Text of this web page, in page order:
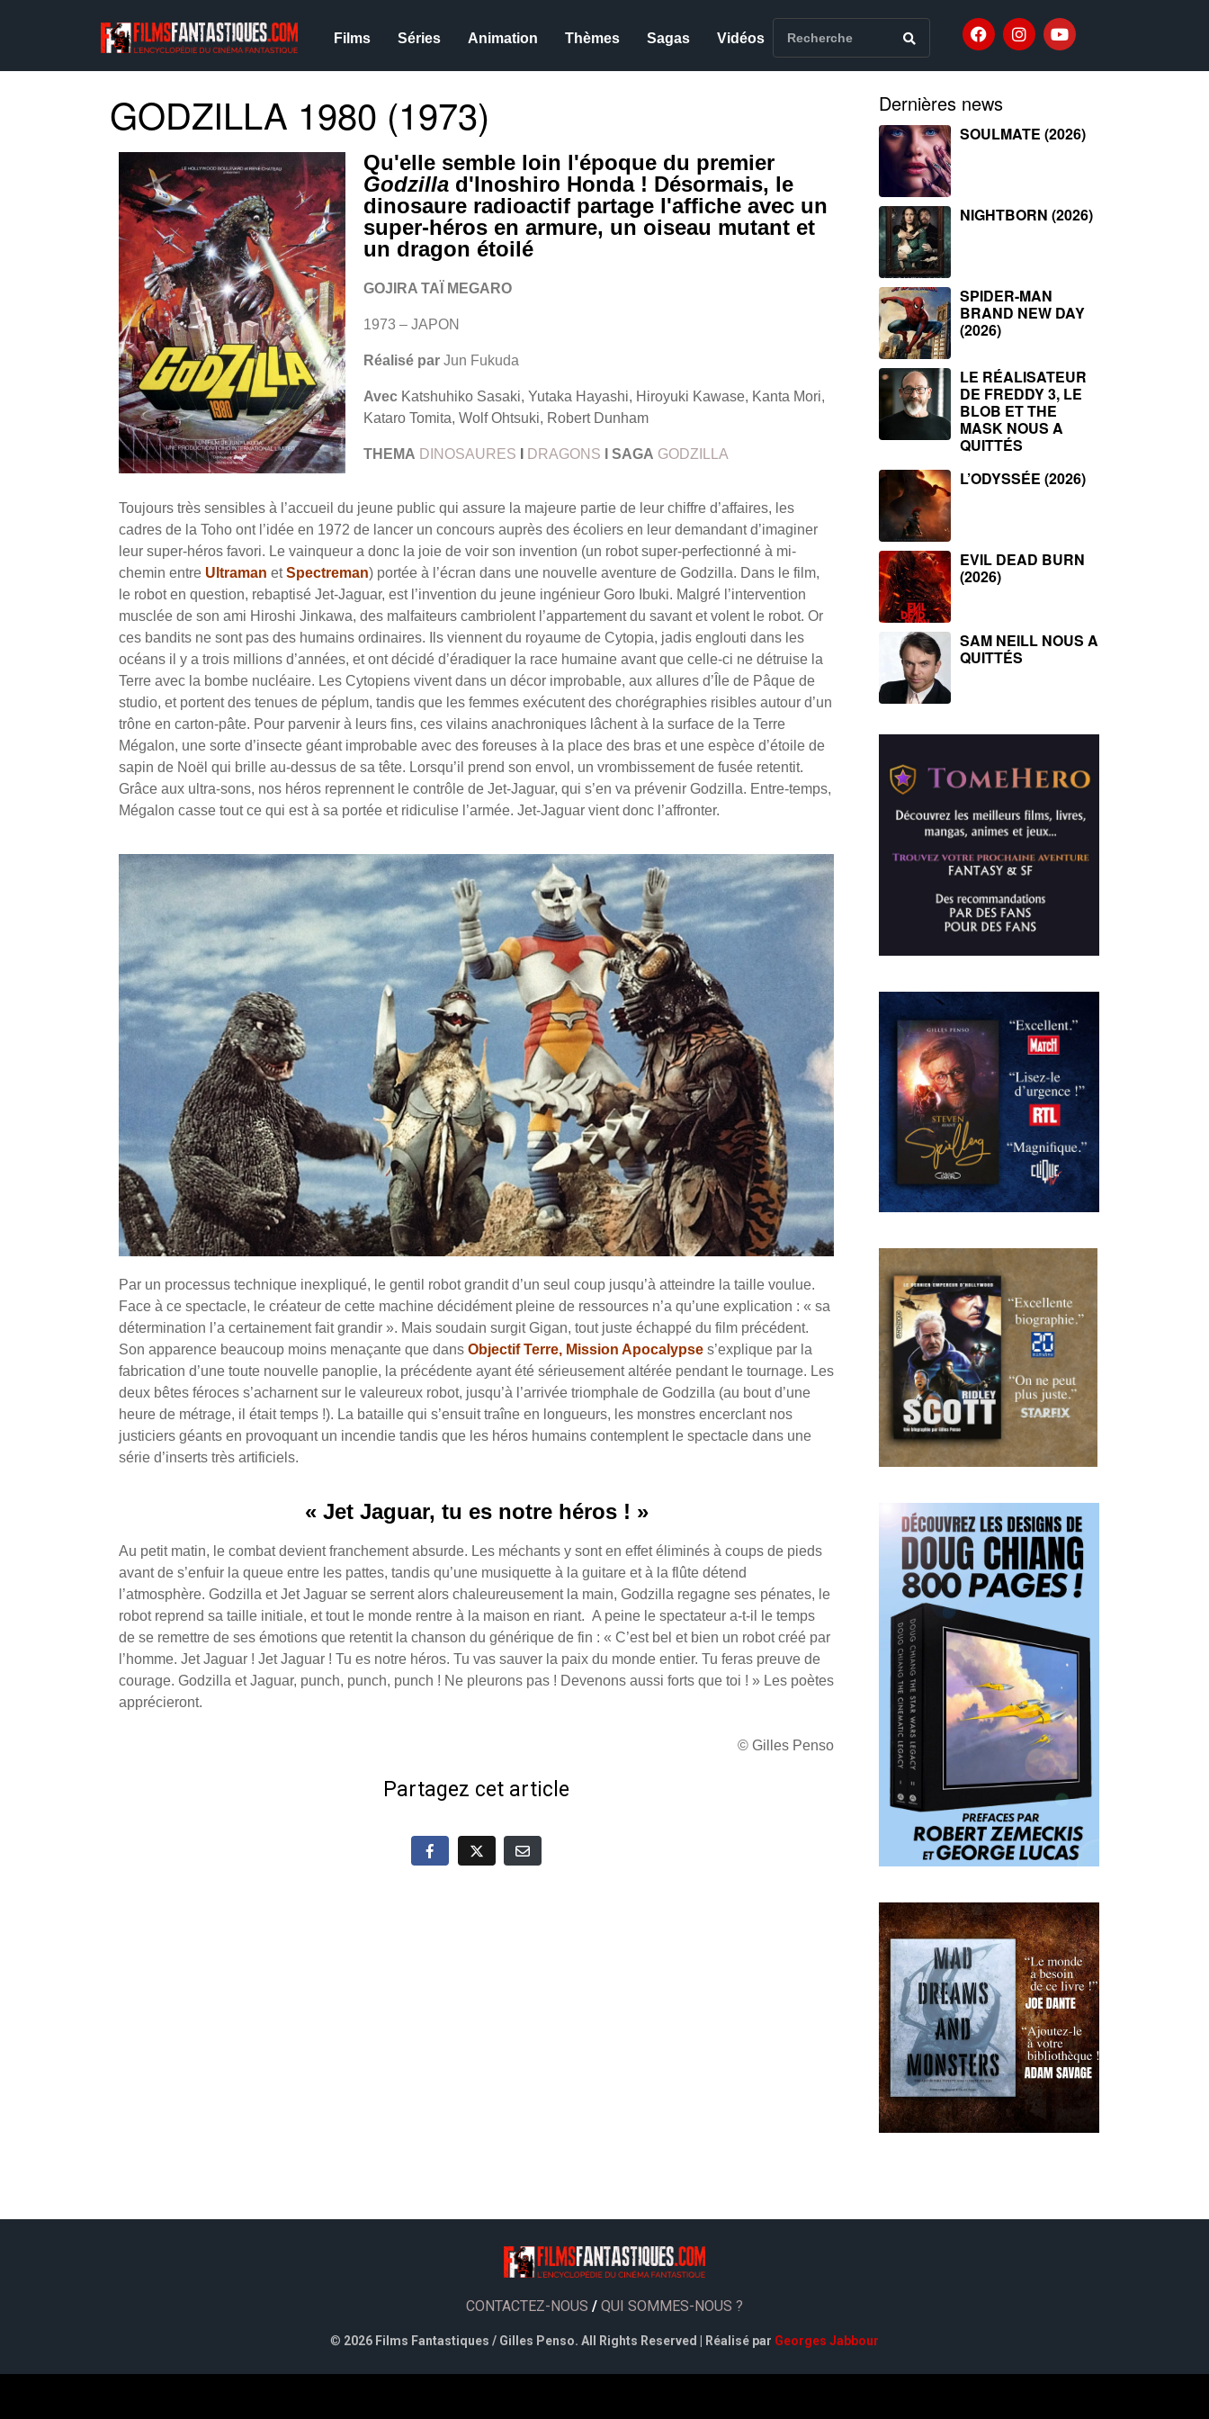
Films Séries Animation Thèmes Sagas Vidéos
GODZILLA 1980 (1973)
Qu'elle semble loin l'époque du premier
Godzillad'Inoshiro Honda ! Désormais, le
dinosaure radioactif partage l'affiche avec un
super-héros en armure, un oiseau mutant et
un dragon étoilé
GOJIRA TAÏ MEGARO
1973 – JAPON
Réalisé par Jun Fukuda
Avec Katshuhiko Sasaki, Yutaka Hayashi, Hiroyuki Kawase, Kanta Mori,
Kataro Tomita, Wolf Ohtsuki, Robert Dunham
THEMA DINOSAURES DRAGONS SAGA GODZILLA
Toujours très sensibles à l’accueil du jeune public qui assure la majeure partie de leur chiffre d’affaires, les
cadres de la Toho ont l’idée en 1972 de lancer un concours auprès des écoliers en leur demandant d’imaginer
leur super-héros favori. Le vainqueur a donc la joie de voir son invention (un robot super-perfectionné à mi-
chemin entre Ultraman etSpectreman) portée à l’écran dans une nouvelle aventure de Godzilla. Dans le film,
le robot en question, rebaptisé Jet-Jaguar, est l’invention du jeune ingénieur Goro Ibuki. Malgré l’intervention
musclée de son ami Hiroshi Jinkawa, des malfaiteurs cambriolent l’appartement du savant et volent le robot. Or
ces bandits ne sont pas des humains ordinaires. Ils viennent du royaume de Cytopia, jadis englouti dans les
océans il y a trois millions d’années, et ont décidé d’éradiquer la race humaine avant que celle-ci ne détruise la
Terre avec la bombe nucléaire. Les Cytopiens vivent dans un décor improbable, aux allures d’Île de Pâque de
studio, et portent des tenues de péplum, tandis que les femmes exécutent des chorégraphies risibles autour d’un
trône en carton-pâte. Pour parvenir à leurs fins, ces vilains anachroniques lâchent à la surface de la Terre
Mégalon, une sorte d’insecte géant improbable avec des foreuses à la place des bras et une espèce d’étoile de
sapin de Noël qui brille au-dessus de sa tête. Lorsqu’il prend son envol, un vrombissement de fusée retentit.
Grâce aux ultra-sons, nos héros reprennent le contrôle de Jet-Jaguar, qui s’en va prévenir Godzilla. Entre-temps,
Mégalon casse tout ce qui est à sa portée et ridiculise l’armée. Jet-Jaguar vient donc l’affronter.
Par un processus technique inexpliqué, le gentil robot grandit d’un seul coup jusqu’à atteindre la taille voulue.
Face à ce spectacle, le créateur de cette machine décidément pleine de ressources n’a qu’une explication : « sa
détermination l’a certainement fait grandir ». Mais soudain surgit Gigan, tout juste échappé du film précédent.
Son apparence beaucoup moins menaçante que dans Objectif Terre, Mission Apocalypse s’explique par la
fabrication d’une toute nouvelle panoplie, la précédente ayant été sérieusement altérée pendant le tournage. Les
deux bêtes féroces s’acharnent sur le valeureux robot, jusqu’à l’arrivée triomphale de Godzilla (au bout d’une
heure de métrage, il était temps !). La bataille qui s’ensuit traîne en longueurs, les monstres encerclant nos
justiciers géants en provoquant un incendie tandis que les héros humains contemplent le spectacle dans une
série d’inserts très artificiels.
« Jet Jaguar, tu es notre héros ! »
Au petit matin, le combat devient franchement absurde. Les méchants y sont en effet éliminés à coups de pieds
avant de s’enfuir la queue entre les pattes, tandis qu’une musiquette à la guitare et à la flûte détend
l’atmosphère. Godzilla et Jet Jaguar se serrent alors chaleureusement la main, Godzilla regagne ses pénates, le
robot reprend sa taille initiale, et tout le monde rentre à la maison en riant. A peine le spectateur a-t-il le temps
de se remettre de ses émotions que retentit la chanson du générique de fin : « C’est bel et bien un robot créé par
l’homme. Jet Jaguar ! Jet Jaguar ! Tu es notre héros. Tu vas sauver la paix du monde entier. Tu feras preuve de
courage. Godzilla et Jaguar, punch, punch, punch ! Ne pleurons pas ! Devenons aussi forts que toi ! » Les poètes
apprécieront.
© Gilles Penso
Partagez cet article
Dernières news
SOULMATE (2026)
NIGHTBORN (2026)
SPIDER-MAN
BRAND NEW DAY
(2026)
LE RÉALISATEUR
DE FREDDY 3, LE
BLOB ET THE
MASK NOUS A
QUITTÉS
L’ODYSSÉE (2026)
EVIL DEAD BURN
(2026)
SAM NEILL NOUS A
QUITTÉS
CONTACTEZ-NOUS / QUI SOMMES-NOUS ?
© 2026 Films Fantastiques / Gilles Penso. All Rights Reserved | Réalisé par Georges Jabbour